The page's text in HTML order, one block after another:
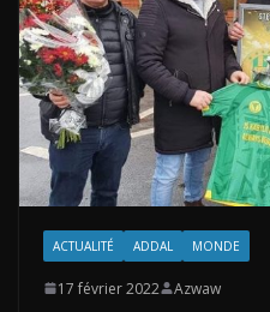
ACTUALITÉ ADDAL MONDE
17 février 2022 Azwaw